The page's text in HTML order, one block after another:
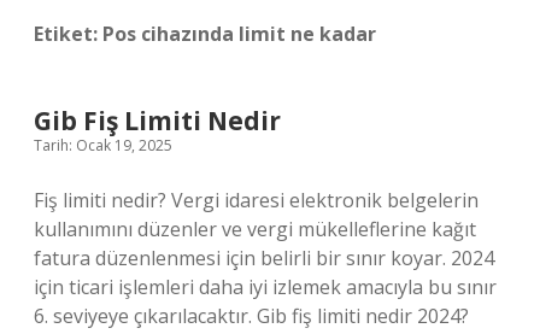
Etiket: Pos cihazında limit ne kadar
Gib Fiş Limiti Nedir
Tarih: Ocak 19, 2025
Fiş limiti nedir? Vergi idaresi elektronik belgelerin
kullanımını düzenler ve vergi mükelleflerine kağıt
fatura düzenlenmesi için belirli bir sınır koyar. 2024
için ticari işlemleri daha iyi izlemek amacıyla bu sınır
6. seviyeye çıkarılacaktır. Gib fiş limiti nedir 2024?